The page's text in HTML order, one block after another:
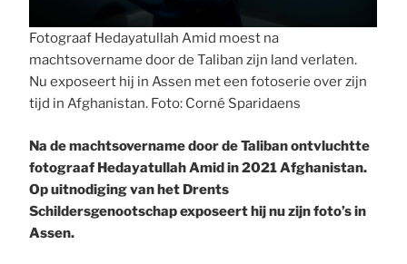
Fotograaf Hedayatullah Amid moest na
machtsovername door de Taliban zijn land verlaten.
Nu exposeert hij in Assen met een fotoserie over zijn
tijd in Afghanistan. Foto: Corné Sparidaens
Na de machtsovername door de Taliban ontvluchtte
fotograaf Hedayatullah Amid in 2021 Afghanistan.
Op uitnodiging van het Drents
Schildersgenootschap exposeert hij nu zijn foto’s in
Assen.